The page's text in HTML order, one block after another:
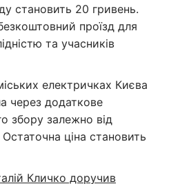
становить 20 гривень.
проїзд для
та учасників
електричках Києва
через додаткове
збору залежно від
ціна становить
Кличко доручив